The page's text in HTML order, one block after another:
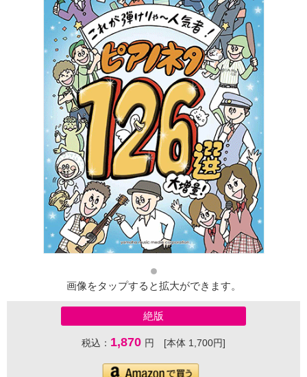
画像をタップすると拡大ができます。
絶版
税込： 1,870 円 [本体 1,700円]